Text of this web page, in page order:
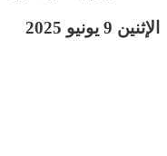
الإثنين 9 يونيو 2025